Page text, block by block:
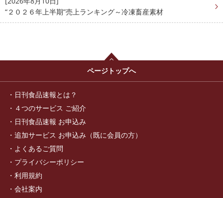
“２０２６年上半期”売上ランキング～冷凍畜産素材
ページトップへ
日刊食品速報とは？
４つのサービス ご紹介
日刊食品速報 お申込み
追加サービス お申込み（既に会員の方）
よくあるご質問
プライバシーポリシー
利用規約
会社案内